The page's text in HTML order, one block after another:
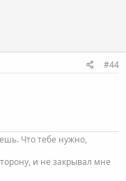
#44
Что тебе нужно,
и не закрывал мне